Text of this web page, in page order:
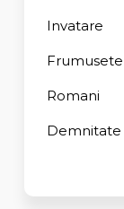
Invatare
Frumusete
Romani
Demnitate